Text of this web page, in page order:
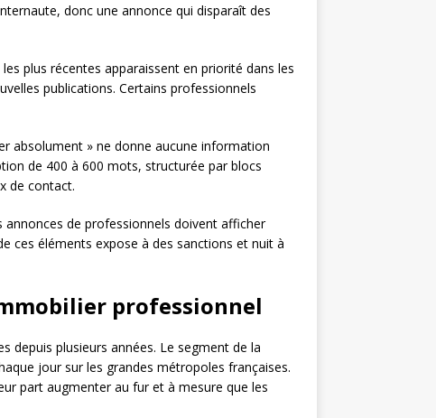
donc une annonce qui disparaît des
plus récentes apparaissent en priorité dans les
publications. Certains professionnels
absolument » ne donne aucune information
de 400 à 600 mots, structurée par blocs
de contact.
de professionnels doivent afficher
ces éléments expose à des sanctions et nuit à
professionnel
depuis plusieurs années. Le segment de la
jour sur les grandes métropoles françaises.
part augmenter au fur et à mesure que les